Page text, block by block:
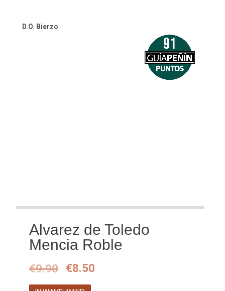
D.O. Bierzo
Alvarez de Toledo
Mencia Roble
€9.90
Oorspronkelijke
prijs
€8.50